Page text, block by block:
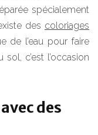
spécialement
des coloriages
de l’eau pour faire
c’est l’occasion
des